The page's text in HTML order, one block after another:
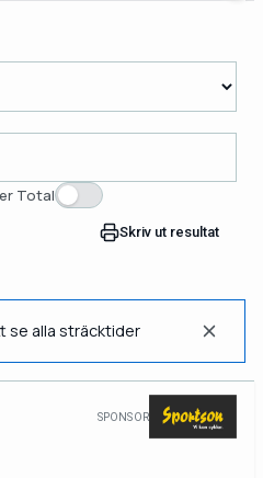
Total
Skriv ut resultat
se alla sträcktider
SPONSOR